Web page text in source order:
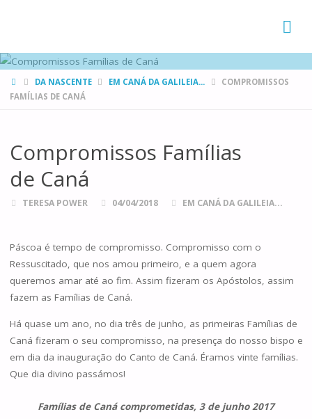
HOMEDA NASCENTE EM CANÁ DA GALILEIA...
COMPROMISSOS
FAMÍLIAS DE CANÁ
Compromissos Famílias
de Caná
TERESA POWER 04/04/2018 EM CANÁ DA GALILEIA...
Páscoa é tempo de compromisso. Compromisso com o
Ressuscitado, que nos amou primeiro, e a quem agora
queremos amar até ao fim. Assim fizeram os Apóstolos, assim
fazem as Famílias de Caná.
Há quase um ano, no dia três de junho, as primeiras Famílias de
Caná fizeram o seu compromisso, na presença do nosso bispo e
em dia da inauguração do Canto de Caná. Éramos vinte famílias.
Que dia divino passámos!
Famílias de Caná comprometidas, 3 de junho 2017